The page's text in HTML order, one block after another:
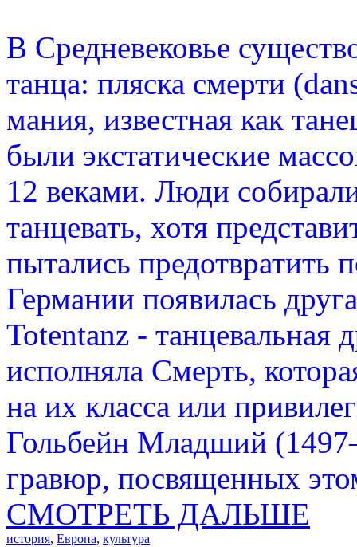
В Средневековье
танца: пляска смерти
мания, известная как
были экстатические
12 веками. Люди
танцевать, хотя
пытались предотвратить
Германии появилась
Totentanz - танцевальная
исполняла Смерть,
на их класса или
Гольбейн Младший
гравюр, посвященных
СМОТРЕТЬ ДАЛЬШЕ
история, Европа, культура